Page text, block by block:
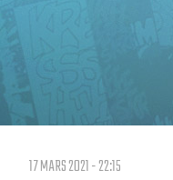
17 MARS 2021 - 22:15